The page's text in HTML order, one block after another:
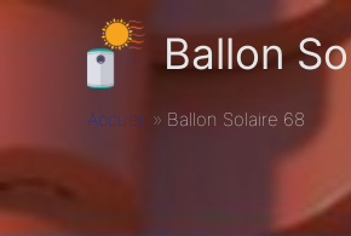
Ballon
Accueil Ballon Solaire 68